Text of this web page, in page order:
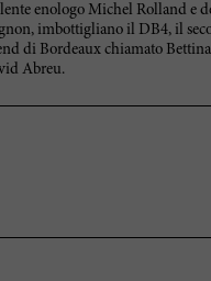
enologo Michel Rolland e
imbottigliano il DB4, il
di Bordeaux chiamato
Abreu.